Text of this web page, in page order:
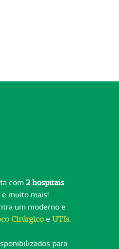
com 2 hospitais
e muito mais!
um moderno e
Cirúrgicoe UTIs.
para